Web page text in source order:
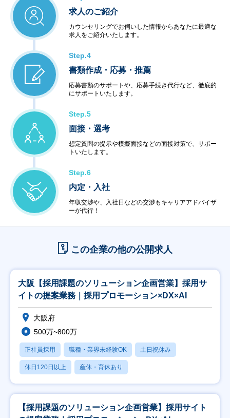
求人のご紹介
カウンセリングでお伺いした情報からあなたに最適な
求人をご紹介いたします。
Step.4
書類作成・応募・推薦
応募書類のサポートや、応募手続き代行など、徹底的
にサポートいたします。
Step.5
面接・選考
想定質問の提示や模擬面接などの面接対策で、サポー
トいたします。
Step.6
内定・入社
年収交渉や、入社日などの交渉もキャリアアドバイザ
ーが代行！
この企業の他の公開求人
大阪【採用課題のソリューション企画営業】採用サ
イトの提案業務｜採用プロモーション×DX×AI
大阪府
500万~800万
正社員採用 職種・業界未経験OK 土日祝休み
休日120日以上 産休・育休あり
【採用課題のソリューション企画営業】採用サイト